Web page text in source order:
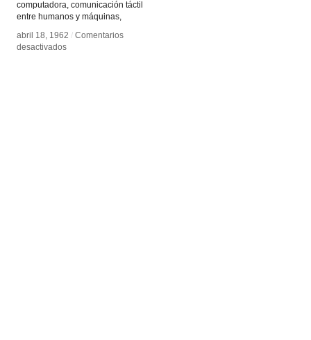
computadora, comunicación táctil
entre humanos y máquinas,
abril 18, 1962 / Comentarios
desactivadosen
abril 18, 1962 / Comentarios
desactivadosen